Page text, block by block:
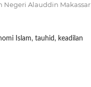
Negeri Alauddin Makassar
Islam, tauhid, keadilan